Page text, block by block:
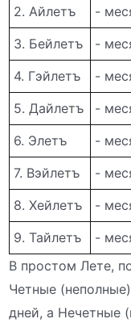
2. Айлетъ
-
3. Бейлетъ
-
4. Гэйлетъ
-
5. Дайлетъ
-
6. Элетъ
-
7. Вэйлетъ
-
8. Хейлетъ
-
9. Тайлетъ
-
В простом Лете,
Четные
дней, а Нечетные